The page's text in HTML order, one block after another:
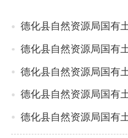
德化县自然资源局国有
德化县自然资源局国有
德化县自然资源局国有
德化县自然资源局国有
德化县自然资源局国有